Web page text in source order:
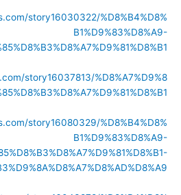
story16030322/%D8%B4%D8%
B1%D9%83%D8%A9-
story16037813/%D8%A7%D9%8
story16080329/%D8%B4%D8%
B1%D9%83%D8%A9-